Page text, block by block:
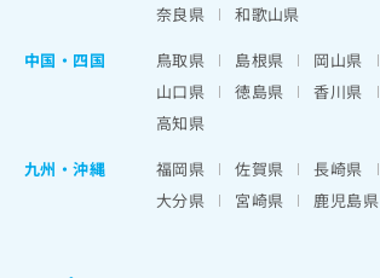
奈良県
和歌山県
中国・四国
鳥取県 島根県 岡山県
山口県
徳島県 香川県
高知県
九州・沖縄
福岡県 佐賀県 長崎県
大分県
宮崎県 鹿児島県